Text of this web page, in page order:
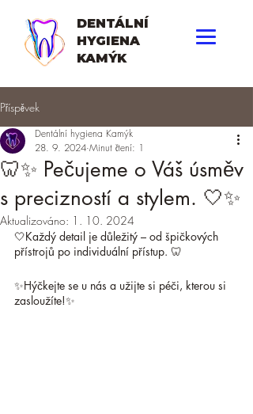
DENTÁLNÍ
HYGIENA
KAMÝK
Příspěvek
🦷✨ Pečujeme o Váš úsměv
s precizností a stylem. 🤍✨
Dentální hygiena Kamýk
28. 9. 2024 Minut čtení: 1
Aktualizováno: 1. 10. 2024
🤍Každý detail je důležitý – od špičkových
přístrojů po individuální přístup. 🦷
✨Hýčkejte se u nás a užijte si péči, kterou si
zasloužíte!✨